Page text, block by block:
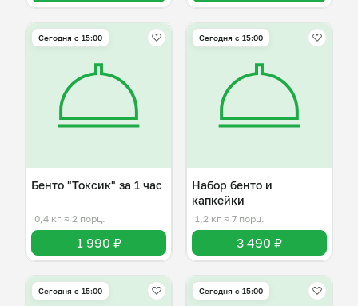
Сегодня с 15:00
Бенто "Токсик" за 1 час
0,4 кг ≈ 2 порц.
1 990 ₽
Сегодня с 15:00
Набор бенто и
капкейки
1,2 кг ≈ 7 порц.
3 490 ₽
Сегодня с 15:00 Сегодня с 15:00